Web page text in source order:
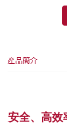
產品簡介
安全、高效